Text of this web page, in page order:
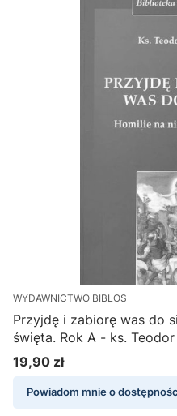
WYDAWNICTWO BIBLOS
Przyjdę i zabiorę was do
święta. Rok A - ks.
Cena
19,90 zł
Powiadom mnie o